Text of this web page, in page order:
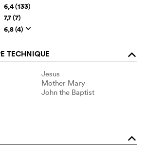
6,4 (133)
7,7 (7)
6,8 (4) q
TECHNIQUE o
Jesus
Mother Mary
John the Baptist
o